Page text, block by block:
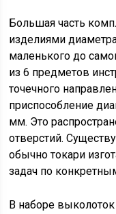
Большая часть
изделиями
маленького до
из 6 предметов
точечного
приспособление
мм. Это
отверстий.
обычно токари
задач по
В наборе